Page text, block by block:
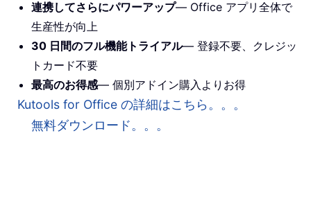
連携してさらにパワーアップ— Office アプリ全体で
生産性が向上
30 日間のフル機能トライアル— 登録不要、クレジッ
トカード不要
最高のお得感— 個別アドイン購入よりお得
Kutools for Office の詳細はこちら。。。
無料ダウンロード。。。